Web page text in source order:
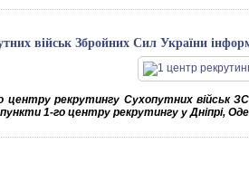
військ Збройних Сил України
центру рекрутингу Сухопутних військ
1-го центру рекрутингу у Дніпрі,